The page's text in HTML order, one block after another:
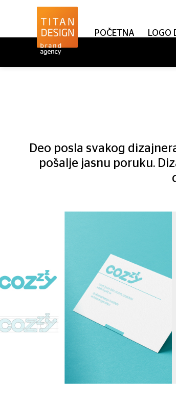
POČETNA LOGO
Deo posla svakog
pošalje jasnu poruku.